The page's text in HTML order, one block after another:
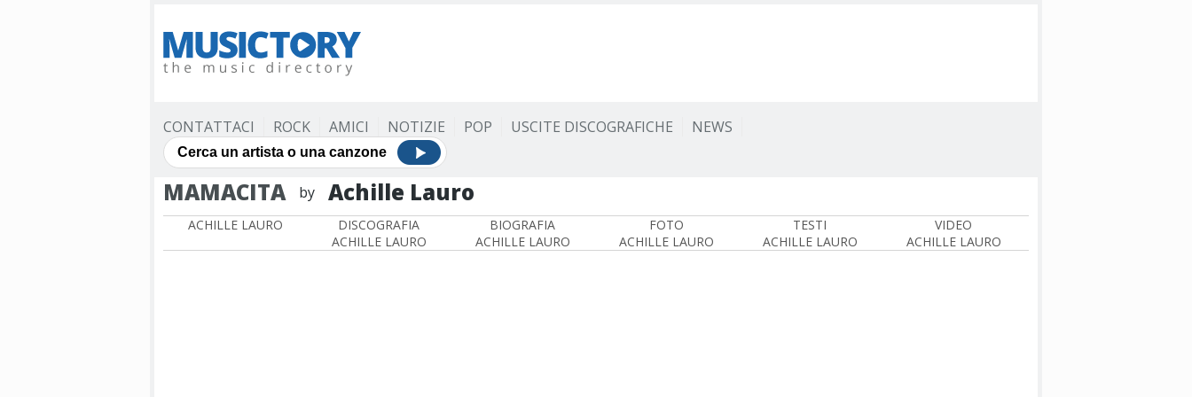
CONTATTACI ROCK AMICI NOTIZIE POP USCITE DISCOGRAFICHE NEWS
MAMACITA by Achille Lauro
ACHILLE LAURO
DISCOGRAFIA
ACHILLE LAURO
BIOGRAFIA
ACHILLE LAURO
FOTO
ACHILLE LAURO
TESTI
ACHILLE LAURO
VIDEO
ACHILLE LAURO